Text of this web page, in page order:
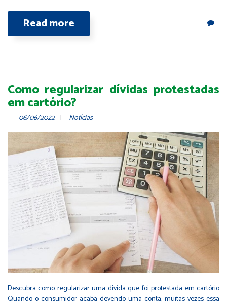
Read more
Como regularizar dívidas protestadas
em cartório?
06/06/2022 Notícias
Descubra como regularizar uma dívida que foi protestada em cartório
Quando o consumidor acaba devendo uma conta, muitas vezes essa